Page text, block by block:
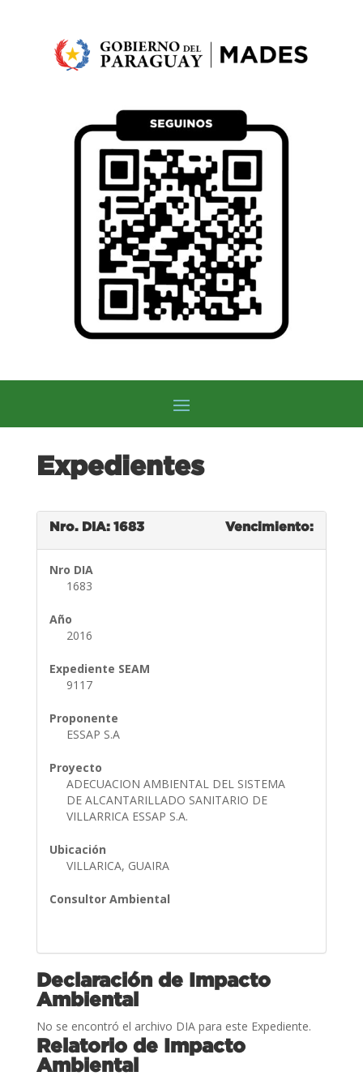
Expedientes
Nro. DIA: 1683 Vencimiento:
Nro DIA
1683
Año
2016
Expediente SEAM
9117
Proponente
ESSAP S.A
Proyecto
ADECUACION AMBIENTAL DEL SISTEMA
DE ALCANTARILLADO SANITARIO DE
VILLARRICA ESSAP S.A.
Ubicación
VILLARICA, GUAIRA
Consultor Ambiental
Declaración de Impacto
Ambiental
No se encontró el archivo DIA para este Expediente.
Relatorio de Impacto
Ambiental